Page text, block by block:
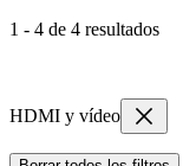
1 - 4 de 4 resultados
HDMI y vídeo